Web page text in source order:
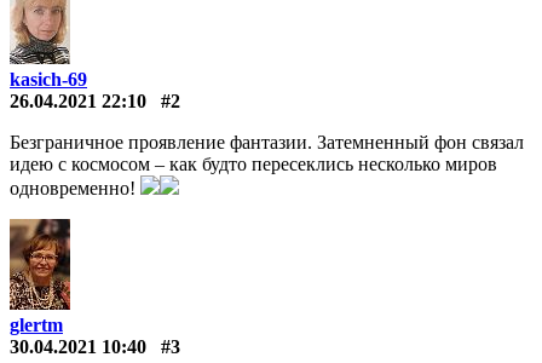
kasich-69
26.04.2021 22:10
#2
Безграничное проявление фантазии. Затемненный фон связал
идею с космосом – как будто пересеклись несколько миров
одновременно!
glertm
30.04.2021 10:40
#3